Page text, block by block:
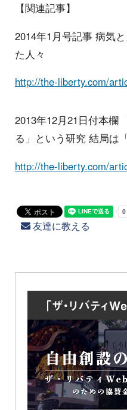
【関連記事】
2014年1月号記事 病気
た人々
http://the-liberty.com/
2013年12月21日付本欄
る」という研究 結局は
http://the-liberty.com/
友達に教える